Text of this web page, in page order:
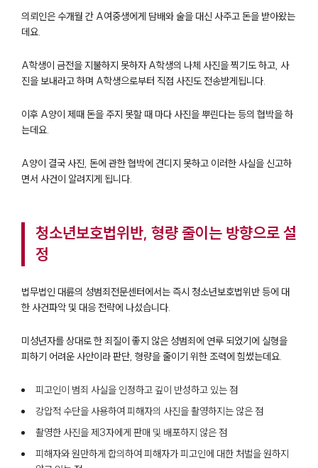
의뢰인은 수개월 간 A여중생에게 담배와 술을 대신 사주고 돈을 받아왔는
데요.
A학생이 금전을 지불하지 못하자 A학생의 나체 사진을 찍기도 하고, 사
진을 보내라고 하며 A학생으로부터 직접 사진도 전송받게됩니다.
이후 A양이 제때 돈을 주지 못할 때 마다 사진을 뿌린다는 등의 협박을 하
는데요.
A양이 결국 사진, 돈에 관한 협박에 견디지 못하고 이러한 사실을 신고하
면서 사건이 알려지게 됩니다.
청소년보호법위반, 형량 줄이는 방향으로 설
정
법무법인 대륜의 성범죄전문센터에서는 즉시 청소년보호법위반 등에 대
한 사건파악 및 대응 전략에 나섰습니다.
미성년자를 상대로 한 죄질이 좋지 않은 성범죄에 연루 되었기에 실형을
피하기 어려운 사안이라 판단, 형량을 줄이기 위한 조력에 힘썼는데요.
피고인이 범죄 사실을 인정하고 깊이 반성하고 있는 점
강압적 수단을 사용하여 피해자의 사진을 촬영하지는 않은 점
촬영한 사진을 제3자에게 판매 및 배포하지 않은 점
피해자와 원만하게 합의하여 피해자가 피고인에 대한 처벌을 원하지